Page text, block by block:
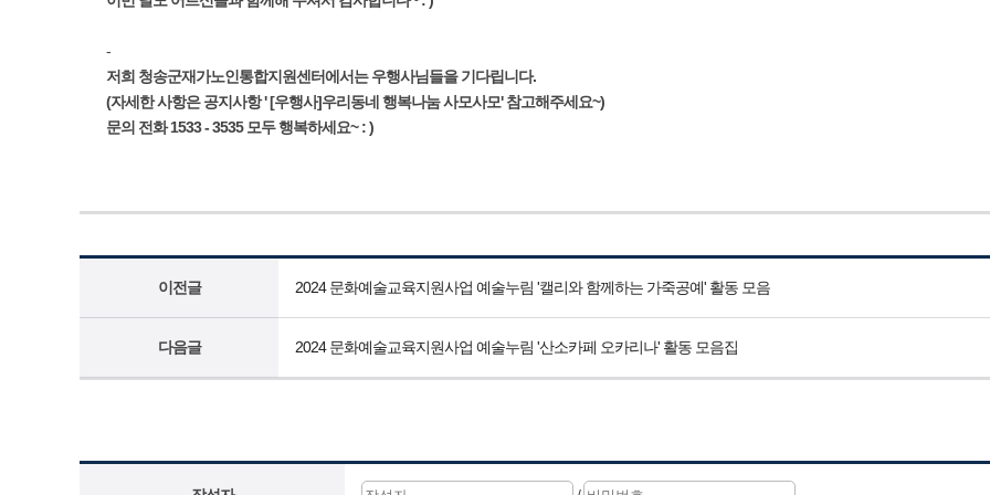
-
저희 청송군재가노인통합지원센터에서는 우행사님들을 기다립니다.
(자세한 사항은 공지사항' [우행사]우리동네 행복나눔 사모사모' 참고해주세요~)
문의 전화1533 - 3535모두 행복하세요~ : )
이전글 2024 문화예술교육지원사업 예술누림 '캘리와 함께하는 가죽공예' 활동 모음
다음글 2024 문화예술교육지원사업 예술누림 '산소카페 오카리나' 활동 모음집